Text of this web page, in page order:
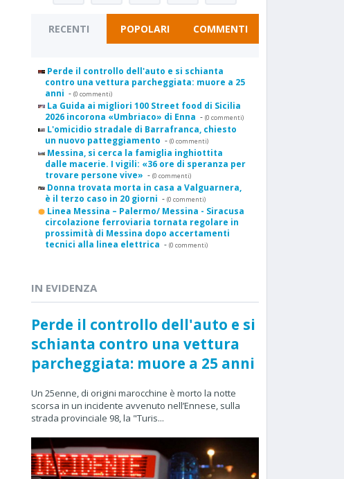
RECENTI POPOLARI COMMENTI
Perde il controllo dell'auto e si schianta
contro una vettura parcheggiata: muore a 25
anni - (0 commenti)
La Guida ai migliori 100 Street food di Sicilia
2026 incorona «Umbriaco» di Enna - (0 commenti)
L'omicidio stradale di Barrafranca, chiesto
un nuovo patteggiamento - (0 commenti)
Messina, si cerca la famiglia inghiottita
dalle macerie. I vigili: «36 ore di speranza per
trovare persone vive» - (0 commenti)
Donna trovata morta in casa a Valguarnera,
è il terzo caso in 20 giorni - (0 commenti)
Linea Messina – Palermo/ Messina - Siracusa
circolazione ferroviaria tornata regolare in
prossimità di Messina dopo accertamenti
tecnici alla linea elettrica - (0 commenti)
IN EVIDENZA
Perde il controllo dell'auto e si
schianta contro una vettura
parcheggiata: muore a 25 anni
Un 25enne, di origini marocchine è morto la notte
scorsa in un incidente avvenuto nell’Ennese, sulla
strada provinciale 98, la "Turis...